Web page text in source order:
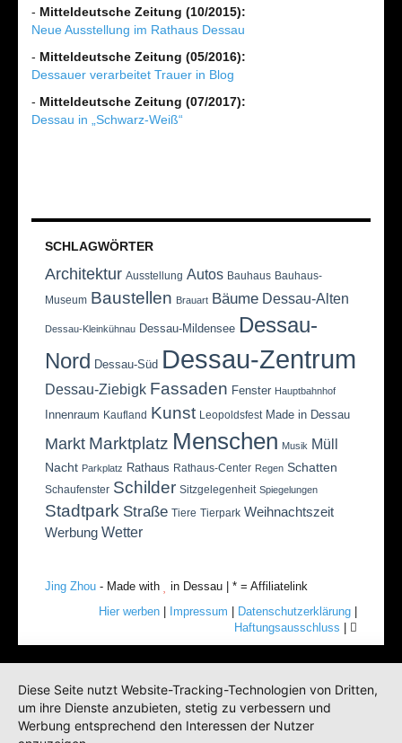
- Mitteldeutsche Zeitung (10/2015):
Neue Ausstellung im Rathaus Dessau
- Mitteldeutsche Zeitung (05/2016):
Dessauer verarbeitet Trauer in Blog
- Mitteldeutsche Zeitung (07/2017):
Dessau in „Schwarz-Weiß“
SCHLAGWÖRTER
Architektur Ausstellung Autos Bauhaus Bauhaus-
Museum Baustellen Brauart Bäume Dessau-Alten
Dessau-Kleinkühnau Dessau-Mildensee Dessau-
Nord Dessau-Süd Dessau-Zentrum
Dessau-Ziebigk Fassaden Fenster Hauptbahnhof
Innenraum Kaufland Kunst Leopoldsfest Made in Dessau
Markt Marktplatz Menschen Musik Müll
Nacht Parkplatz Rathaus Rathaus-Center Regen Schatten
Schaufenster Schilder Sitzgelegenheit Spiegelungen
Stadtpark Straße Tiere Tierpark Weihnachtszeit
Werbung Wetter
Jing Zhou - Made with
in Dessau | * = Affiliatelink
Hier werben
Impressum Datenschutzerklärung
Haftungsausschluss
Diese Seite nutzt Website-Tracking-Technologien von Dritten,
um ihre Dienste anzubieten, stetig zu verbessern und
Werbung entsprechend den Interessen der Nutzer